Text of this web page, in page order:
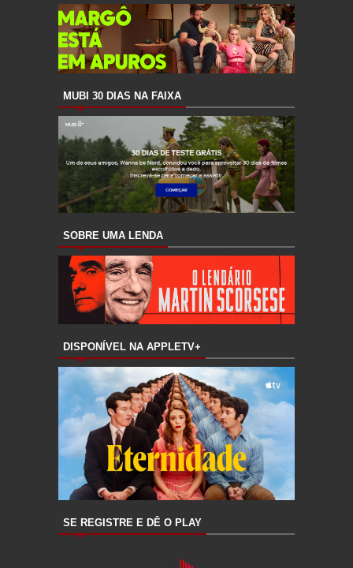
MUBI 30 DIAS NA FAIXA
SOBRE UMA LENDA
DISPONÍVEL NA APPLETV+
SE REGISTRE E DÊ O PLAY